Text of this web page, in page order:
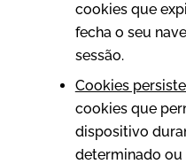
cookies que
fecha o seu
sessão.
Cookies
cookies que
dispositivo
determinado ou